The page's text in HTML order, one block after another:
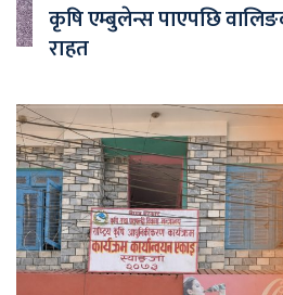
कृषि एम्बुलेन्स पाएपछि
राहत